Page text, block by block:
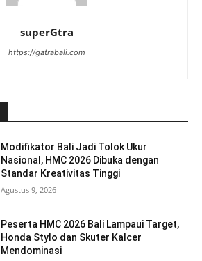
superGtra
https://gatrabali.com
Modifikator Bali Jadi Tolok Ukur
Nasional, HMC 2026 Dibuka dengan
Standar Kreativitas Tinggi
Agustus 9, 2026
Peserta HMC 2026 Bali Lampaui Target,
Honda Stylo dan Skuter Kalcer
Mendominasi